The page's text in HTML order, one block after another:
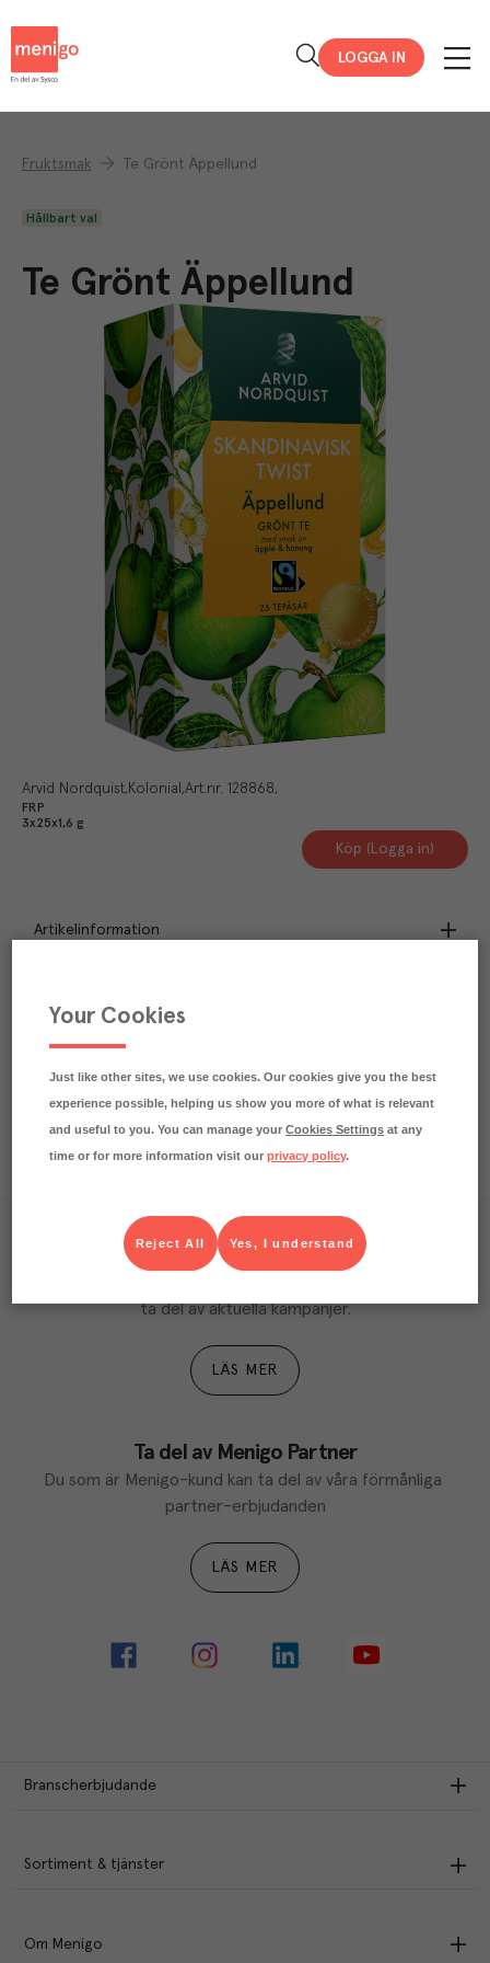
LOGGA IN
Fruktsmak Te Grönt Äppellund
Hållbart val
Te Grönt Äppellund
Arvid Nordquist Kolonial Art.nr. 128868
FRP
3x25x1,6 g
Köp (Logga in)
Artikelinformation
Näringsdeklaration
Våra kundtidningar
ta del av aktuella kampanjer.
LÄS MER
Ta del av Menigo Partner
Du som är Menigo-kund kan ta del av våra förmånliga
partner-erbjudanden
LÄS MER
Branscherbjudande
Sortiment & tjänster
Om Menigo
Your Cookies
Just like other sites, we use cookies. Our cookies give you the best
experience possible, helping us show you more of what is relevant
and useful to you. You can manage yourCookies Settings at any
time or for more information visit ourprivacy policy.
Yes, I understand
Reject All